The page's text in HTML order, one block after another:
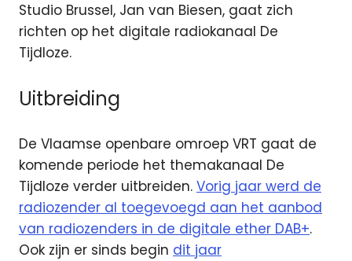
Studio Brussel, Jan van Biesen, gaat zich
richten op het digitale radiokanaal De
Tijdloze.
Uitbreiding
De Vlaamse openbare omroep VRT gaat de
komende periode het themakanaal De
Tijdloze verder uitbreiden. Vorig jaar werd de
radiozender al toegevoegd aan het aanbod
van radiozenders in de digitale ether DAB+.
Ook zijn er sinds begin dit jaar